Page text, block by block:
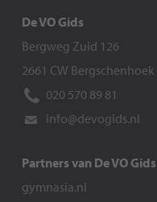
De VO Gids
Bergweg Zuid 126
2661 CW Bergschenhoek
020 570 89 81
info@devogids.nl
Partners van De VO Gids
gymnasia.nl